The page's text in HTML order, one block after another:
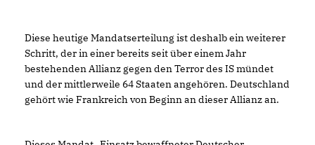
Diese heutige Mandatserteilung ist deshalb ein weiterer
Schritt, der in einer bereits seit über einem Jahr
bestehenden Allianz gegen den Terror des IS mündet
und der mittlerweile 64 Staaten angehören. Deutschland
gehört wie Frankreich von Beginn an dieser Allianz an.